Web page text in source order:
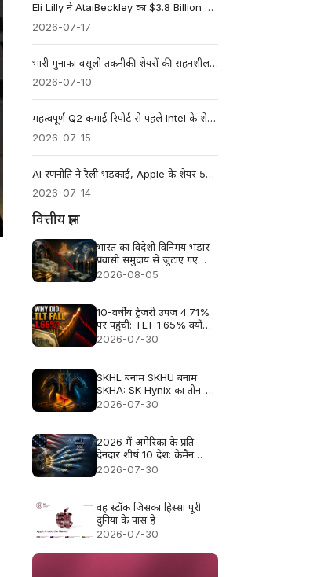
Eli Lilly ने AtaiBeckley का $3.8 Billion अधिग्रहण कर साइकेडेलिक्स में बड़ा दांव लगाया
2026-07-17
भारी मुनाफा वसूली तकनीकी शेयरों की सहनशीलता की परीक्षा ले रही है
2026-07-10
महत्वपूर्ण Q2 कमाई रिपोर्ट से पहले Intel के शेयर 4.5% बढ़े
2026-07-15
AI रणनीति ने रैली भड़काई, Apple के शेयर 52-सप्ताह के नए उच्च स्तर तक उछले
2026-07-14
वित्तीय ज्ञान
भारत का विदेशी विनिमय भंडार
प्रवासी समुदाय से जुटाए गए
$40.8 बिलियन के बावजूद घटा
2026-08-05
10-वर्षीय ट्रेजरी उपज 4.71%
पर पहुंची: TLT 1.65% क्यों
गिरा?
2026-07-30
SKHL बनाम SKHU बनाम
SKHA: SK Hynix का तीन-
सिरों वाला ट्रेड
2026-07-30
2026 में अमेरिका के प्रति
देनदार शीर्ष 10 देश: केमैन
द्वीपसमूह क्यों पहले स्थान पर है
2026-07-30
वह स्टॉक जिसका हिस्सा पूरी
दुनिया के पास है
2026-07-30